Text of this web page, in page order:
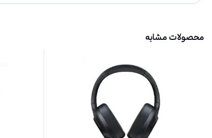
محصولات مشابه